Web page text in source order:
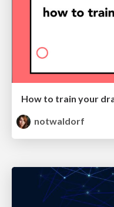
How to train your
notwaldorf